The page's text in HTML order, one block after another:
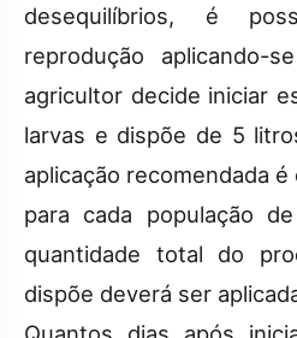
desequilíbrios, é
reprodução aplicando-
agricultor decide iniciar
larvas e dispõe de 5
aplicação recomendada
para cada população
quantidade total do
dispõe deverá ser